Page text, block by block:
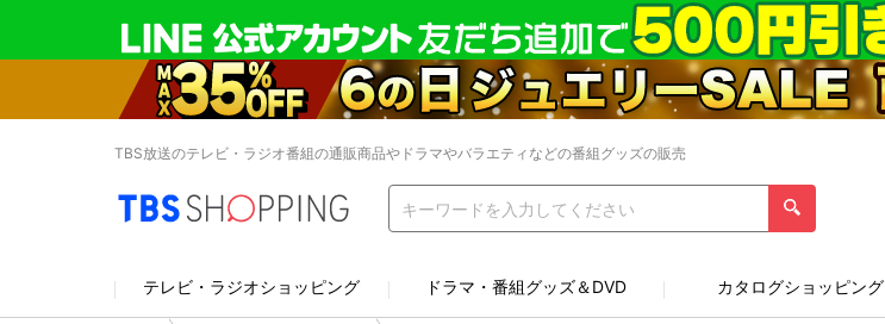
TBS放送のテレビ・ラジオ番組の通販商品やドラマやバラエティなどの番組グッズの販売
テレビ・ラジオショッピング ドラマ・番組グッズ＆DVD カタログショッピング